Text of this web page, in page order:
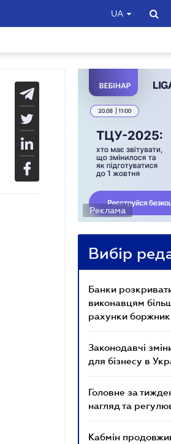
UA
Реклама
Вибір
Банки
виконавцям
рахунки
Законодавчі
для бізнесу в
Головне за
нагляд та
Кабмін